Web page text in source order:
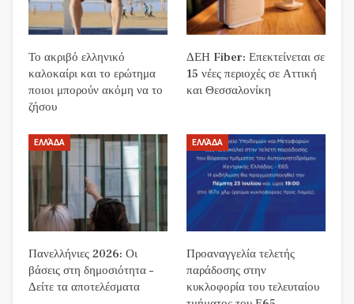
Το ακριβό ελληνικό
καλοκαίρι και το ερώτημα
ποιοι μπορούν ακόμη να το
ζήσου
ΔΕΗ Fiber: Επεκτείνεται σε
15 νέες περιοχές σε Αττική
και Θεσσαλονίκη
ΕΛΛΆΔΑ
Πανελλήνιες 2026: Οι
βάσεις στη δημοσιότητα –
Δείτε τα αποτελέσματα
ΕΛΛΆΔΑ
Προαναγγελία τελετής
παράδοσης στην
κυκλοφορία του τελευταίου